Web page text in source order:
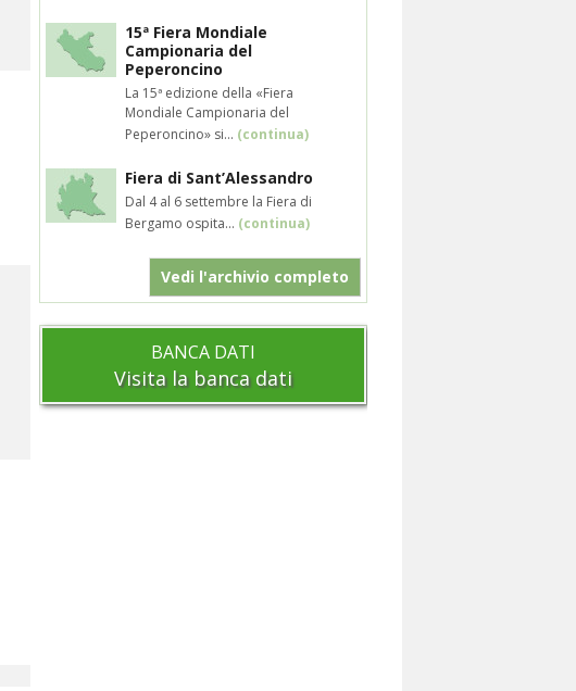
15ª Fiera Mondiale
Campionaria del
Peperoncino
La 15ª edizione della «Fiera
Mondiale Campionaria del
Peperoncino» si... (continua)
Fiera di Sant’Alessandro
Dal 4 al 6 settembre la Fiera di
Bergamo ospita... (continua)
Vedi l'archivio completo
BANCA DATI
Visita la banca dati